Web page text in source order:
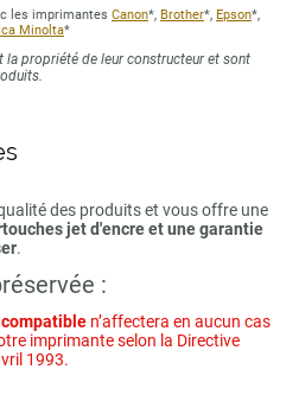
les imprimantes Canon*, Brother*, Epson*,
Minolta*
la propriété de leur constructeur et sont
des produits et vous offre une
jet d'encre et une garantie
.
:
n’affectera en aucun cas
imprimante selon la Directive
1993.